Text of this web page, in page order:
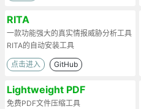
RITA
一款功能强大的真实情报威胁分析工具
RITA的自动安装工具
点击进入 GitHub
Lightweight PDF
免费PDF文件压缩工具